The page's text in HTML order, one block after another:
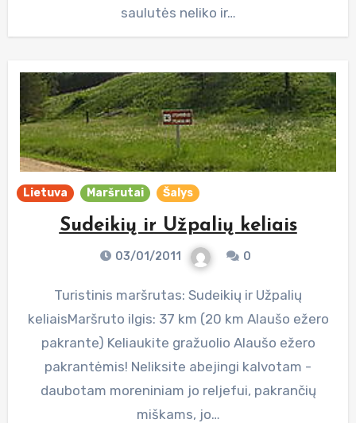
saulutės neliko ir…
Lietuva Maršrutai Šalys
Sudeikių ir Užpalių keliais
03/01/2011 0
Turistinis maršrutas: Sudeikių ir Užpalių
keliaisMaršruto ilgis: 37 km (20 km Alaušo ežero
pakrante) Keliaukite gražuolio Alaušo ežero
pakrantėmis! Neliksite abejingi kalvotam -
daubotam moreniniam jo reljefui, pakrančių
miškams, jo…